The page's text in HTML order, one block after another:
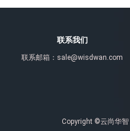
联系我们
联系邮箱： sale@wisdwan.com
Copyright ©云尚华智